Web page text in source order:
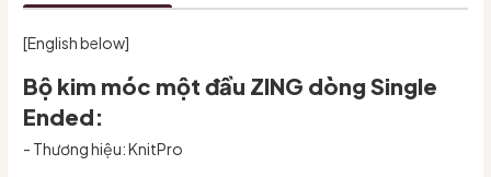
[English below]
Bộ kim móc một đầu ZING dòng Single
Ended:
- Thương hiệu: KnitPro